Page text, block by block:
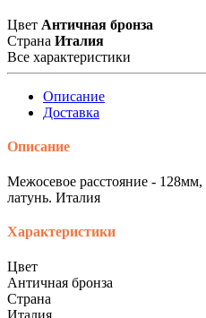
Цвет Античная бронза
Страна Италия
Все характеристики
Описание
Доставка
Описание
Межосевое расстояние -
латунь. Италия
Характеристики
Цвет
Античная бронза
Страна
Италия